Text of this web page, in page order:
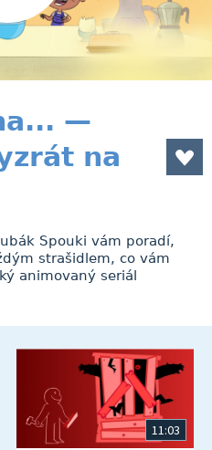
—
na
Spouki vám poradí,
strašidlem, co vám
animovaný seriál
11:03